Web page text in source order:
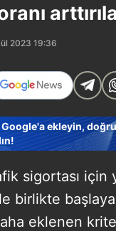
2023 19:36
ekleyin,
sigortası için
birlikte
eklenen